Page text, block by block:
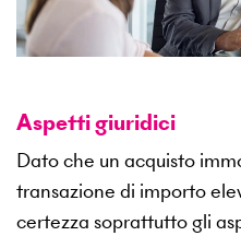
Aspetti giuridici
Dato che un acquisto
transazione di importo
certezza soprattutto gli